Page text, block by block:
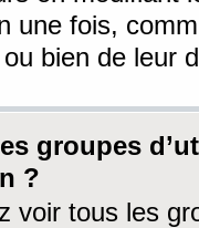
une fois,
bien de leur
groupes
?
voir tous les